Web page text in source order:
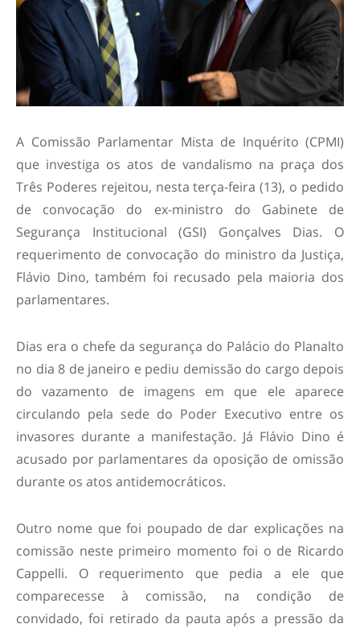
A Comissão Parlamentar Mista de Inquérito (CPMI)
que investiga os atos de vandalismo na praça dos
Três Poderes rejeitou, nesta terça-feira (13), o pedido
de convocação do ex-ministro do Gabinete de
Segurança Institucional (GSI) Gonçalves Dias. O
requerimento de convocação do ministro da Justiça,
Flávio Dino, também foi recusado pela maioria dos
parlamentares.
Dias era o chefe da segurança do Palácio do Planalto
no dia 8 de janeiro e pediu demissão do cargo depois
do vazamento de imagens em que ele aparece
circulando pela sede do Poder Executivo entre os
invasores durante a manifestação. Já Flávio Dino é
acusado por parlamentares da oposição de omissão
durante os atos antidemocráticos.
Outro nome que foi poupado de dar explicações na
comissão neste primeiro momento foi o de Ricardo
Cappelli. O requerimento que pedia a ele que
comparecesse à comissão, na condição de
convidado, foi retirado da pauta após a pressão da